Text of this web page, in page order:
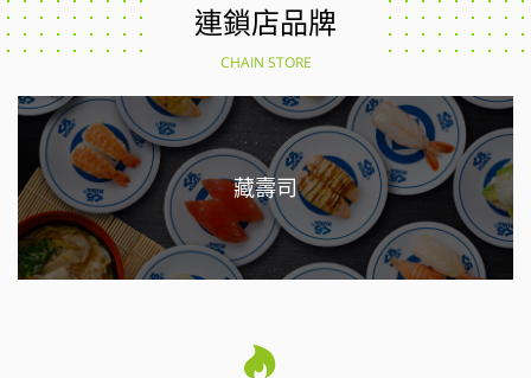
連鎖店品牌
CHAIN STORE
藏壽司